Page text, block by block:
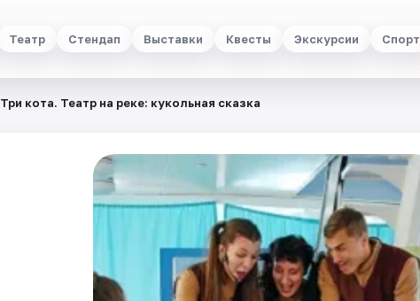
Театр Стендап Выставки Квесты Экскурсии Спорт
Три кота. Театр на реке: кукольная сказка